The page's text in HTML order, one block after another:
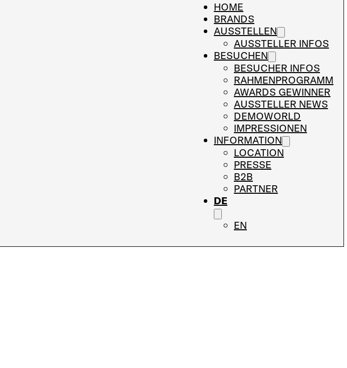
HOME
BRANDS
AUSSTELLEN
AUSSTELLER INFOS
BESUCHEN
BESUCHER INFOS
RAHMENPROGRAMM
AWARDS GEWINNER
AUSSTELLER NEWS
DEMOWORLD
IMPRESSIONEN
INFORMATION
LOCATION
PRESSE
B2B
PARTNER
DE
EN